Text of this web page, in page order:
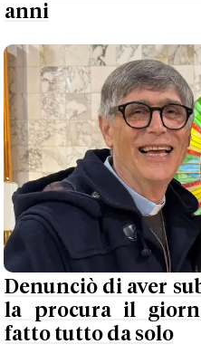
anni
Denunciò di aver
la procura il
fatto tutto da solo